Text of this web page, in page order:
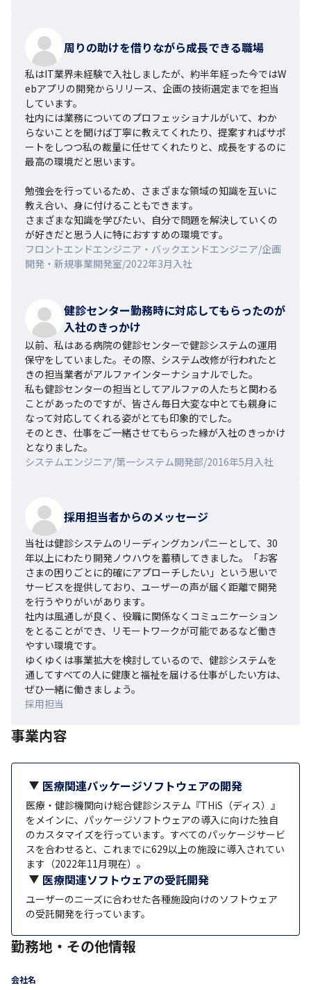
周りの助けを借りながら成長できる職場
私はIT業界未経験で入社しましたが、約半年経った今ではW
ebアプリの開発からリリース、企画の技術選定までを担当
しています。
社内には業務についてのプロフェッショナルがいて、わか
らないことを聞けば丁寧に教えてくれたり、提案すればサポ
ートをしつつ私の裁量に任せてくれたりと、成長をするのに
最高の環境だと思います。
勉強会を行っているため、さまざまな領域の知識を互いに
教え合い、身に付けることもできます。
さまざまな知識を学びたい、自分で問題を解決していくの
が好きだと思う人に特におすすめの環境です。
フロントエンドエンジニア・バックエンドエンジニア/企画
開発・新規事業開発室/2022年3月入社
健診センター勤務時に対応してもらったのが
入社のきっかけ
以前、私はある病院の健診センターで健診システムの運用
保守をしていました。その際、システム改修が行われたと
きの担当業者がアルファインターナショナルでした。
私も健診センターの担当としてアルファの人たちと関わる
ことがあったのですが、皆さん毎日大変な中とても親身に
なって対応してくれる姿がとても印象的でした。
そのとき、仕事をご一緒させてもらった縁が入社のきっかけ
となりました。
システムエンジニア/第一システム開発部/2016年5月入社
採用担当者からのメッセージ
当社は健診システムのリーディングカンパニーとして、30
年以上にわたり開発ノウハウを蓄積してきました。「お客
さまの困りごとに的確にアプローチしたい」という思いで
サービスを提供しており、ユーザーの声が届く距離で開発
を行うやりがいがあります。
社内は風通しが良く、役職に関係なくコミュニケーション
をとることができ、リモートワークが可能であるなど働き
やすい環境です。
ゆくゆくは事業拡大を検討しているので、健診システムを
通してすべての人に健康と福祉を届ける仕事がしたい方は、
ぜひ一緒に働きましょう。
採用担当
事業内容
医療関連パッケージソフトウェアの開発
医療・健診機関向け総合健診システム『THiS（ディス）』
をメインに、パッケージソフトウェアの導入に向けた独自
のカスタマイズを行っています。すべてのパッケージサービ
スを合わせると、これまでに629以上の施設に導入されてい
ます（2022年11月現在）。
医療関連ソフトウェアの受託開発
ユーザーのニーズに合わせた各種施設向けのソフトウェア
の受託開発を行っています。
勤務地・その他情報
会社名